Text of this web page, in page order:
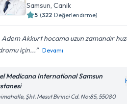
Samsun ,Canik
5 (322 Değerlendirme)
Adem Akkurt hocama uzun zamandır
için...
Devamı
Medicana International Samsun
Şht. Mesut Birinci Cd. No:85, 55080